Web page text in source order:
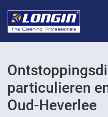
particulieren
Oud-Heverlee